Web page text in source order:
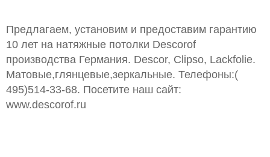
Предлагаем, установим и предоставим гарантию
10 лет на натяжные потолки Descorof
производства Германия. Descor, Clipso, Lackfolie.
Матовые,глянцевые,зеркальные. Телефоны:(
495)514-33-68. Посетите наш сайт:
www.descorof.ru